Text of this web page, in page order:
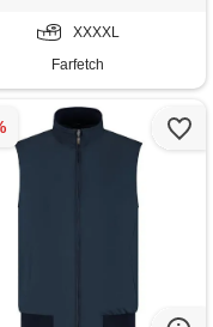
XXXXL
Farfetch